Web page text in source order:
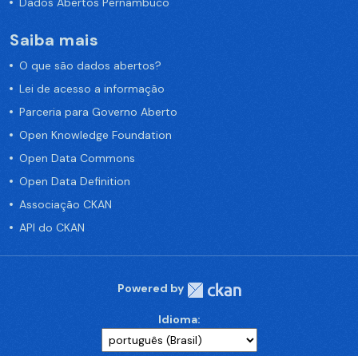
Saiba mais
O que são dados abertos?
Lei de acesso a informação
Parceria para Governo Aberto
Open Knowledge Foundation
Open Data Commons
Open Data Definition
Associação CKAN
API do CKAN
Powered by
Idioma